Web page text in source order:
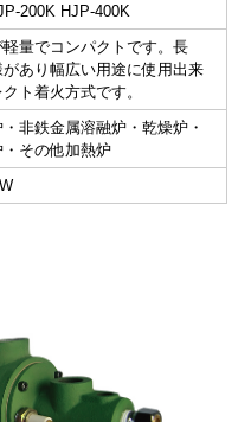
200K HJP-400K
量でコンパクトです。長
あり幅広い用途に使用出来
ト着火方式です。
・非鉄金属溶融炉・乾燥炉・
その他加熱炉